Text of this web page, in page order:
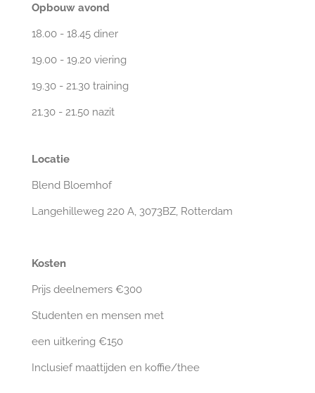
Opbouw avond
18.00 - 18.45 diner
19.00 - 19.20 viering
19.30 - 21.30 training
21.30 - 21.50 nazit
Locatie
Blend Bloemhof
Langehilleweg 220 A, 3073BZ, Rotterdam
Kosten
Prijs deelnemers €300
Studenten en mensen met
een uitkering €150
Inclusief maattijden en koffie/thee